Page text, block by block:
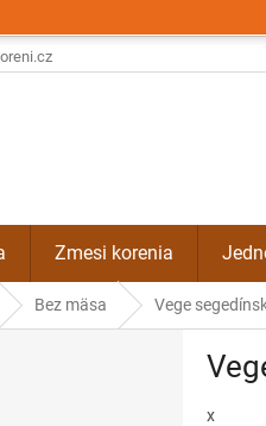
Zmesi korenia
Bez mäsa Vege
x